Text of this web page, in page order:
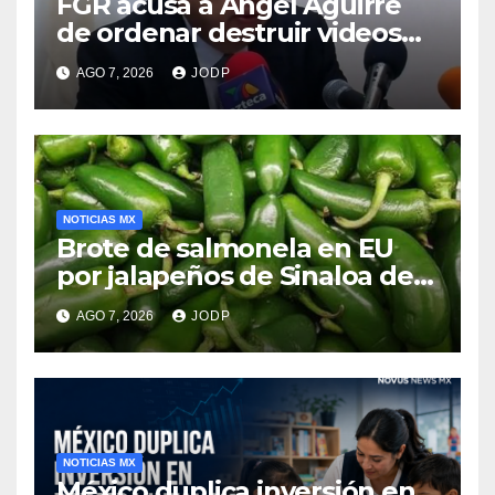
de ordenar destruir videos
clave del caso Ayotzinapa
AGO 7, 2026 JODP
NOTICIAS MX
Brote de salmonela en EU
por jalapeños de Sinaloa deja
345 enfermos y 36
hospitalizados
AGO 7, 2026 JODP
NOTICIAS MX